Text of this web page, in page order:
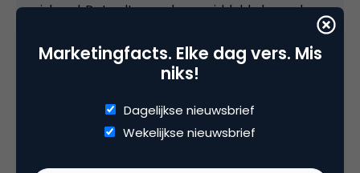
inhoud. Dat valt voor de gemiddelde bezoeker
verhalen toch wel resulteert in de nodige
inspiratie. Die ‘look&feel;’ kan Picnic zeker niet
Marketingfacts. Elke dag vers. Mis
niks!
Dagelijkse nieuwsbrief
Wekelijkse nieuwsbrief